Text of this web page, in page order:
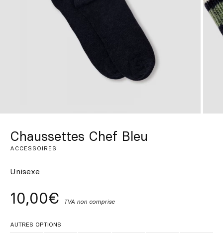
Chaussettes Chef Bleu
ACCESSOIRES
Unisexe
10,00€ TVA non comprise
AUTRES OPTIONS